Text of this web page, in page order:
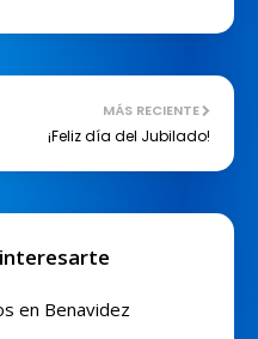
MÁS RECIENTE
¡Feliz día del Jubilado!
en Benavidez